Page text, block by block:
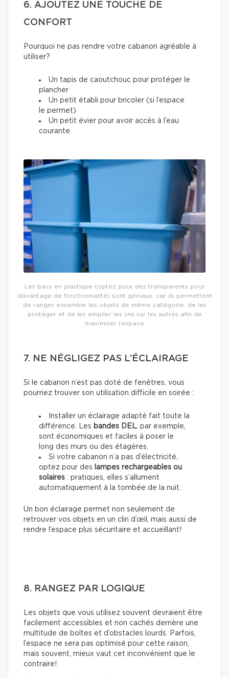
6. AJOUTEZ UNE TOUCHE DE
CONFORT
Pourquoi ne pas rendre votre cabanon agréable à
utiliser?
Un tapis de caoutchouc pour protéger le
plancher
Un petit établi pour bricoler (si l’espace
le permet)
Un petit évier pour avoir accès à l’eau
courante
Les bacs en plastique (optez pour des transparents pour
davantage de fonctionnalité) sont géniaux, car ils permettent
de ranger ensemble les objets de même catégorie, de les
protéger et de les empiler les uns sur les autres afin de
maximiser l’espace
7. NE NÉGLIGEZ PAS L’ÉCLAIRAGE
Si le cabanon n’est pas doté de fenêtres, vous
pourriez trouver son utilisation difficile en soirée :
Installer un éclairage adapté fait toute la
différence. Les bandes DEL , par exemple,
sont économiques et faciles à poser le
long des murs ou des étagères.
Si votre cabanon n’a pas d’électricité,
optez pour des
lampes rechargeables ou
solaires : pratiques, elles s’allument
automatiquement à la tombée de la nuit.
Un bon éclairage permet non seulement de
retrouver vos objets en un clin d’œil, mais aussi de
rendre l’espace plus sécuritaire et accueillant!
8. RANGEZ PAR LOGIQUE
Les objets que vous utilisez souvent devraient être
facilement accessibles et non cachés derrière une
multitude de boîtes et d’obstacles lourds. Parfois,
l’espace ne sera pas optimisé pour cette raison,
mais souvent, mieux vaut cet inconvénient que le
contraire!